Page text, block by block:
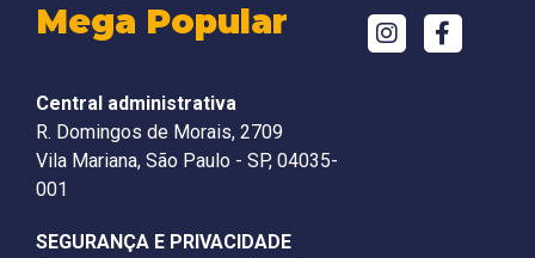
Mega Popular
Central administrativa
R. Domingos de Morais, 2709
Vila Mariana, São Paulo - SP, 04035-
001
SEGURANÇA E PRIVACIDADE